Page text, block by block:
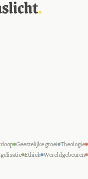
Geestelijke groei Theologie
Ethiek Wereldgebeuren